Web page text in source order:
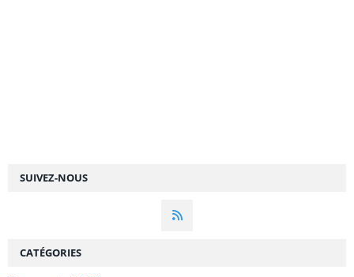
SUIVEZ-NOUS
CATÉGORIES